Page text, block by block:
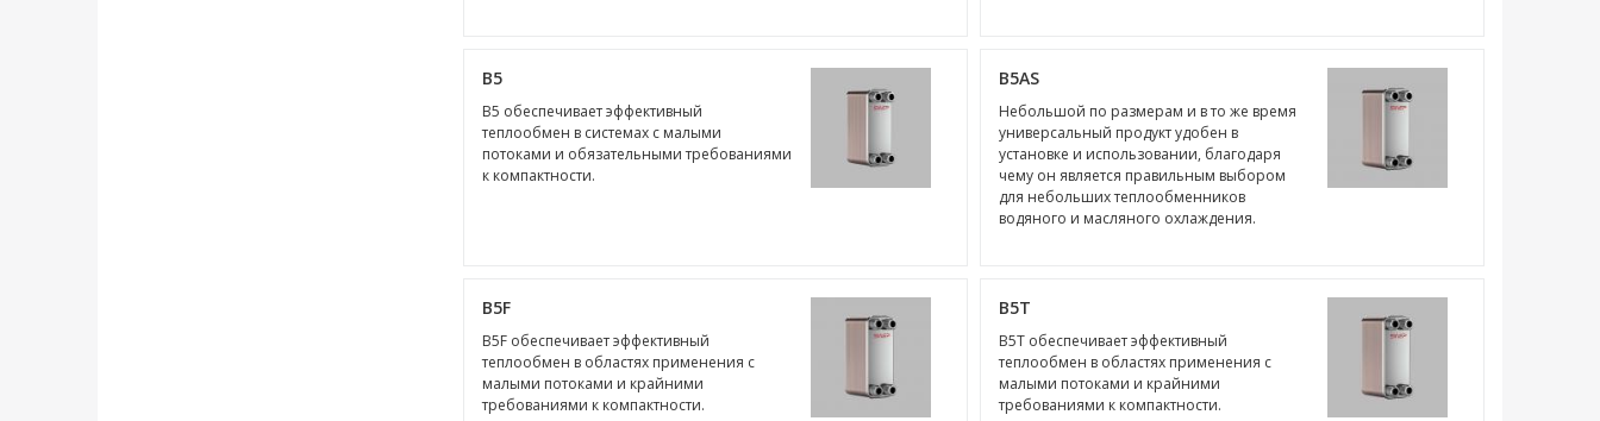
B5
В5 обеспечивает эффективный
теплообмен в системах с малыми
потоками и обязательными требованиями
к компактности.
B5AS
Небольшой по размерам и в то же время
универсальный продукт удобен в
установке и использовании, благодаря
чему он является правильным выбором
для небольших теплообменников
водяного и масляного охлаждения.
B5F
B5F обеспечивает эффективный
теплообмен в областях применения с
малыми потоками и крайними
требованиями к компактности.
В5Т
В5Т обеспечивает эффективный
теплообмен в областях применения с
малыми потоками и крайними
требованиями к компактности.